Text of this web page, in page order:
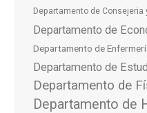
Departamento de
Departamento de
Departamento de
Departamento de
Departamento de
Departamento de